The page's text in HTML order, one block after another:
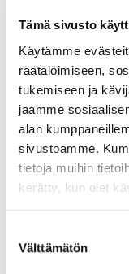
Tämä sivusto
Käytämme
räätälöimiseen,
tukemiseen ja
jaamme
alan
sivustoamme.
tietoja muihin
kerätty, kun olet
valinta
Välttämätön
Vuosittain
kuulemaan
kokemuksia
metsäalan
puheenvuoron
yhteismetsän
kokemuksistaan
Suurilla
Antti Lumijärvi